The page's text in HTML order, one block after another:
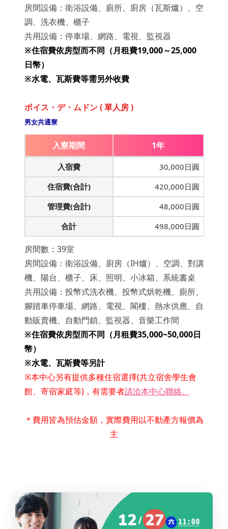
房間設備：衛浴設備、廁所、廚房（瓦斯爐）、空
調、洗衣機、櫃子
共用設備：停車場、網路、電視、監視器
※住宿費依房型而不同（月租費19,000～25,000
日幣）
※水電、瓦斯費等需另外收費
ボイス・デ・ムドン ( 單人房 )
男女共通寮
入寮期間 1年
入宿費
30,000日圓
住宿費(合計)
420,000日圓
管理費(合計)
48,000日圓
合計
498,000日圓
房間數：39室
房間設備：衛浴設備、廚房（IH爐）、空調、對講
機、陽台、櫃子、床、照明、小冰箱、系統書桌
共用設備：投幣式洗衣機、投幣式烘乾機、廁所、
腳踏車停車場、網路、電視、閣樓、熱水供應、自
動販賣機、自動門鎖、監視器、音樂工作間
※住宿費依房型而不同（月租費35,000~50,000日
幣）
※水電、瓦斯費等另計
※本中心另有提供多種住宿選擇(共立宿舍學生會
館、寄宿家庭等)，有需要者請洽本中心聯絡。
＊費用皆為預估金額，實際費用以不動產方報價為
主